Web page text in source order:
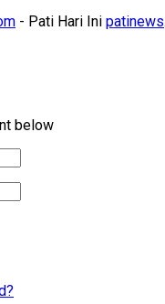
- Pati Hari Ini patinews.
below